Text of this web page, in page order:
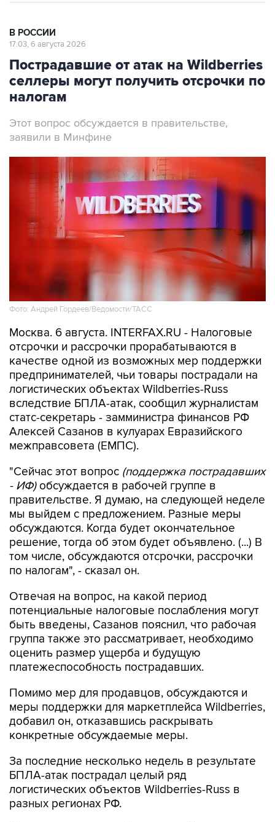
В РОССИИ
17:03, 6 августа 2026
Пострадавшие от атак на Wildberries
селлеры могут получить отсрочки по
налогам
Этот вопрос обсуждается в правительстве,
заявили в Минфине
Фото: Андрей Гордеев/Ведомости/ТАСС
Москва. 6 августа. INTERFAX.RU - Налоговые
отсрочки и рассрочки прорабатываются в
качестве одной из возможных мер поддержки
предпринимателей, чьи товары пострадали на
логистических объектах Wildberries-Russ
вследствие БПЛА-атак, сообщил журналистам
статс-секретарь - замминистра финансов РФ
Алексей Сазанов в кулуарах Евразийского
межправсовета (ЕМПС).
"Сейчас этот вопрос (поддержка пострадавших
- ИФ)обсуждается в рабочей группе в
правительстве. Я думаю, на следующей неделе
мы выйдем с предложением. Разные меры
обсуждаются. Когда будет окончательное
решение, тогда об этом будет объявлено. (...) В
том числе, обсуждаются отсрочки, рассрочки
по налогам", - сказал он.
Отвечая на вопрос, на какой период
потенциальные налоговые послабления могут
быть введены, Сазанов пояснил, что рабочая
группа также это рассматривает, необходимо
оценить размер ущерба и будущую
платежеспособность пострадавших.
Помимо мер для продавцов, обсуждаются и
меры поддержки для маркетплейса Wildberries,
добавил он, отказавшись раскрывать
конкретные обсуждаемые меры.
За последние несколько недель в результате
БПЛА-атак пострадал целый ряд
логистических объектов Wildberries-Russ в
разных регионах РФ.